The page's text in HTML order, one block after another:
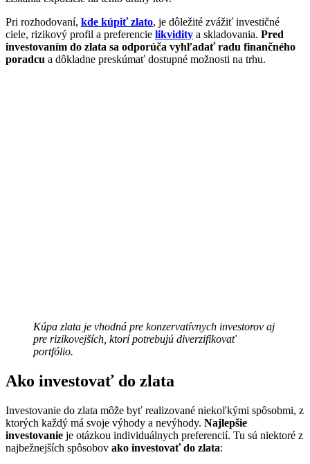
Pri rozhodovaní, kde kúpiť zlato, je dôležité zvážiť investičné
ciele, rizikový profil a preferencie likvidity a skladovania. Pred
investovaním do zlata sa odporúča vyhľadať radu finančného
poradcu a dôkladne preskúmať dostupné možnosti na trhu.
Kúpa zlata je vhodná pre konzervatívnych investorov aj
pre rizikovejších, ktorí potrebujú diverzifikovať
portfólio.
Ako investovať do zlata
Investovanie do zlata môže byť realizované niekoľkými spôsobmi, z
ktorých každý má svoje výhody a nevýhody. Najlepšie
investovanie je otázkou individuálnych preferencií. Tu sú niektoré z
najbežnejších spôsobov ako investovať do zlata: